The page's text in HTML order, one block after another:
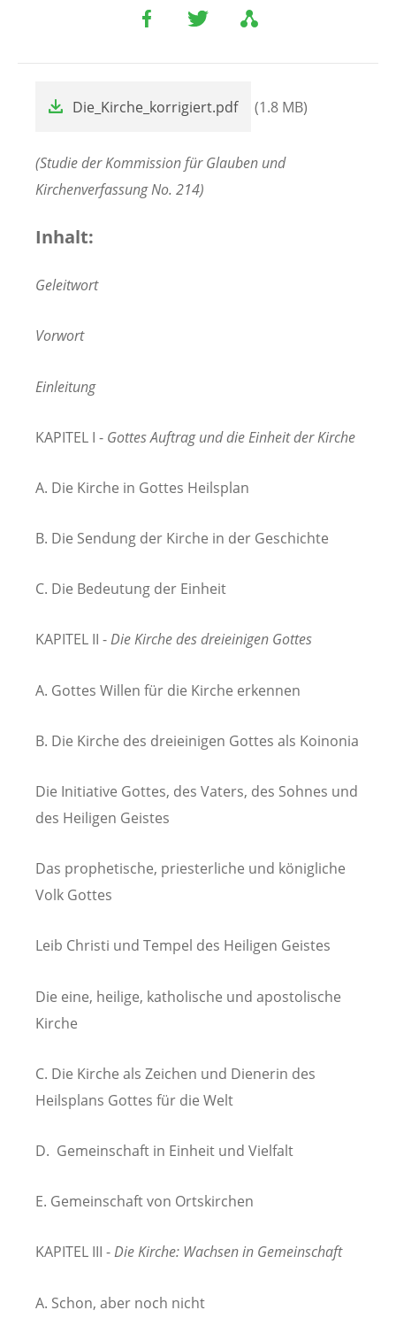
Die_Kirche_korrigiert.pdf (1.8 MB)
(Studie der Kommission für Glauben und
Kirchenverfassung No. 214)
Inhalt:
Geleitwort
Vorwort
Einleitung
KAPITEL I - Gottes Auftrag und die Einheit der Kirche
A. Die Kirche in Gottes Heilsplan
B. Die Sendung der Kirche in der Geschichte
C. Die Bedeutung der Einheit
KAPITEL II -Die Kirche des dreieinigen Gottes
A. Gottes Willen für die Kirche erkennen
B. Die Kirche des dreieinigen Gottes als Koinonia
Die Initiative Gottes, des Vaters, des Sohnes und
des Heiligen Geistes
Das prophetische, priesterliche und königliche
Volk Gottes
Leib Christi und Tempel des Heiligen Geistes
Die eine, heilige, katholische und apostolische
Kirche
C. Die Kirche als Zeichen und Dienerin des
Heilsplans Gottes für die Welt
D. Gemeinschaft in Einheit und Vielfalt
E. Gemeinschaft von Ortskirchen
KAPITEL III -Die Kirche: Wachsen in Gemeinschaft
A. Schon, aber noch nicht